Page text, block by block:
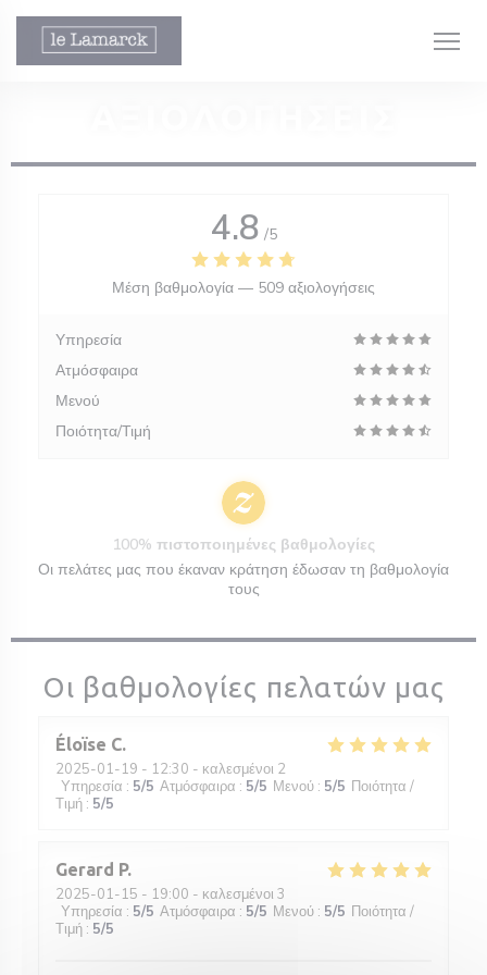
Πίνακας διαχείρισης "Μπισκότων" (Cookies)
Οι βαθμολογίες πελατών μας
Éloïse C
2025-01-19 - 12:30 - καλεσμένοι 2
Υπηρεσία : 5/5 Ατμόσφαιρα : 5/5 Μενού : 5/5 Ποιότητα /
Τιμή : 5/5
Gerard P
2025-01-15 - 19:00 - καλεσμένοι 3
Υπηρεσία : 5/5 Ατμόσφαιρα : 5/5 Μενού : 5/5 Ποιότητα /
Τιμή : 5/5
4.8 /5
Μέση βαθμολογία — 509 αξιολογήσεις
Υπηρεσία
Ατμόσφαιρα
Μενού
Ποιότητα/Τιμή
100% πιστοποιημένες βαθμολογίες
Οι πελάτες μας που έκαναν κράτηση έδωσαν τη βαθμολογία
τους